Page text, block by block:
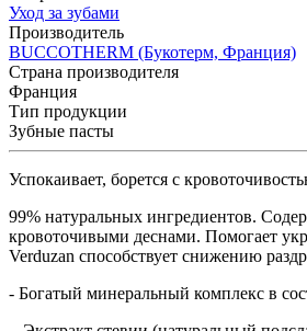
Уход за зубами
Производитель
BUCCOTHERM (Букотерм, Франция)
Страна производителя
Франция
Тип продукции
Зубные пасты
Успокаивает, борется с
99% натуральных ингредиентов.
кровоточивыми деснами. Помогает
Verduzan способствует снижению
- Богатый минеральный комплекс в